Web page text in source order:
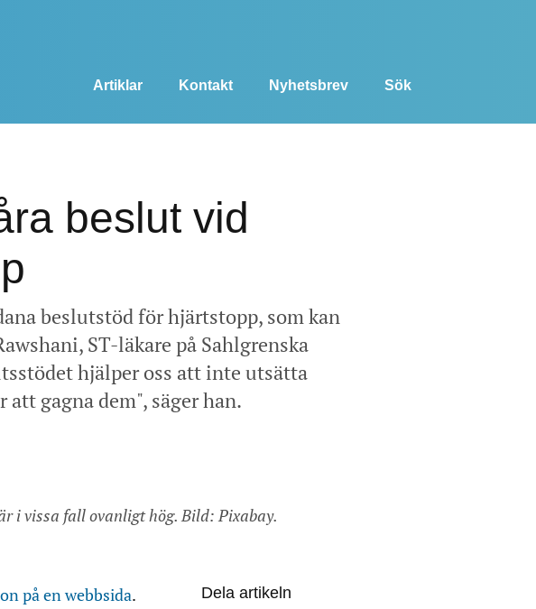
Artiklar Kontakt Nyhetsbrev Sök
beslut vid
beslutstöd för hjärtstopp, som kan
ST-läkare på Sahlgrenska
hjälper oss att inte utsätta
gagna dem", säger han.
i vissa fall ovanligt hög. Bild: Pixabay.
på en webbsida.
Dela artikeln